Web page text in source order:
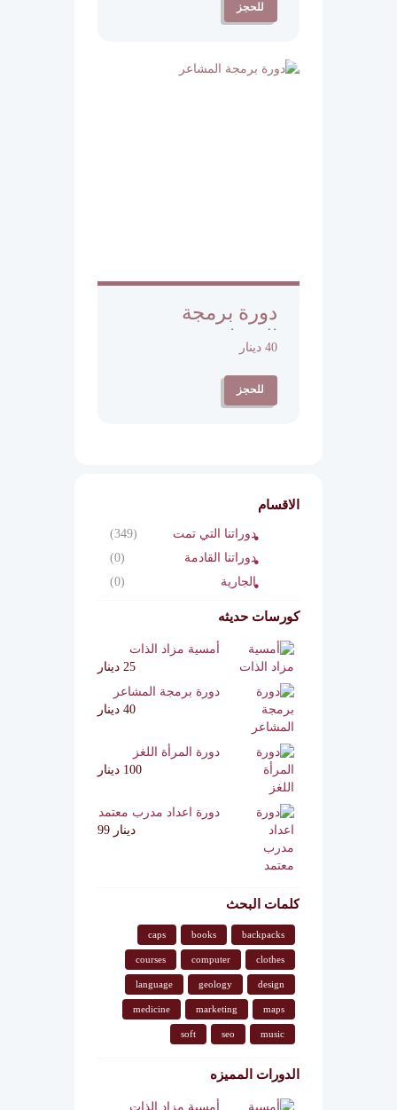
للحجز
دورة برمجة
المشاعر
40 دينار
للحجز
الاقسام
دوراتنا التي تمت
(349)
دوراتنا القادمة
(0)
الجارية
(0)
كورسات حديثه
أمسية مزاد الذات
25 دينار
دورة برمجة المشاعر
40 دينار
دورة المرأة اللغز
100 دينار
دورة اعداد مدرب معتمد
دينار 99
كلمات البحث
backpacks
books
caps
clothes
computer
courses
design
geology
language
maps
marketing
medicine
music
seo
soft
الدورات المميزه
أمسية مزاد الذات